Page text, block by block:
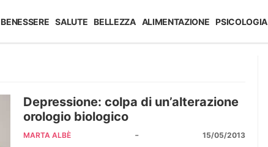
BENESSERE SALUTE BELLEZZA ALIMENTAZIONE PSICOLOGIA
Depressione: colpa di un’alterazione
orologio biologico
MARTA ALBÈ - 15/05/2013